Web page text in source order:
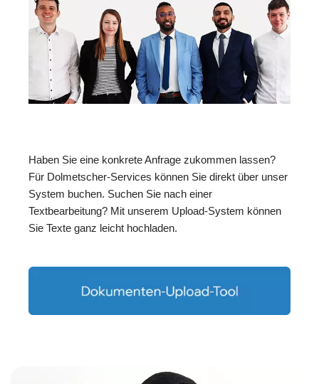
Haben Sie eine konkrete Anfrage zukommen lassen?
Für Dolmetscher-Services können Sie direkt über unser
System buchen. Suchen Sie nach einer
Textbearbeitung? Mit unserem Upload-System können
Sie Texte ganz leicht hochladen.